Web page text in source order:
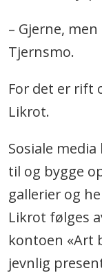
– Gjerne,
Tjernsmo.
For det er rift
Likrot.
Sosiale
til og bygge
gallerier og
Likrot følges
kontoen «Art
jevnlig